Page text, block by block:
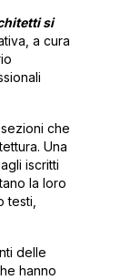
si
a cura
che
Una
iscritti
la loro
testi,
delle
hanno